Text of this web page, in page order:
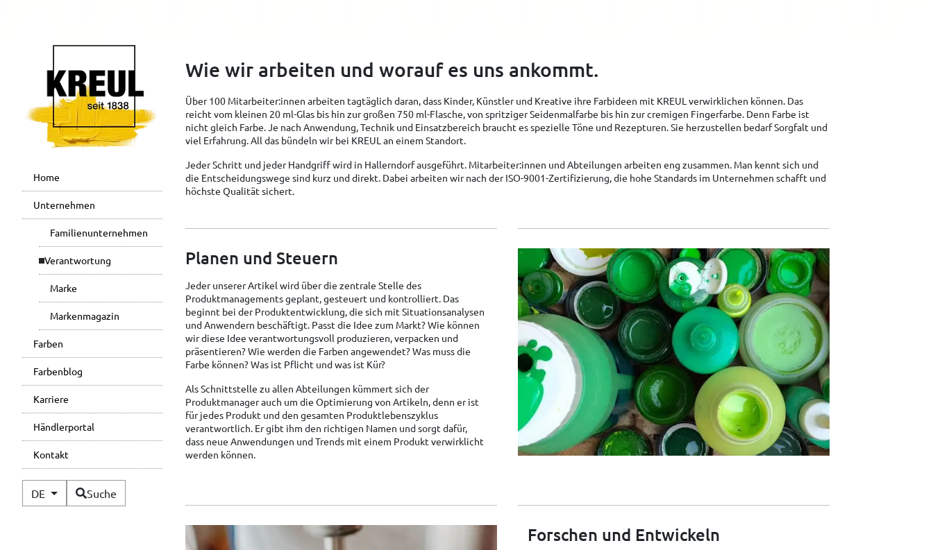
Home
Unternehmen
Familienunternehmen
Verantwortung
Marke
Markenmagazin
Farben
Farbenblog
Karriere
Händlerportal
Kontakt
DE Verfügbare Sprachen
Suche
Wie wir arbeiten und worauf es uns ankommt.
Über 100 Mitarbeiter:innen arbeiten tagtäglich daran, dass Kinder, Künstler und Kreative ihre Farbideen mit KREUL verwirklichen können. Das
reicht vom kleinen 20 ml-Glas bis hin zur großen 750 ml-Flasche, von spritziger Seidenmalfarbe bis hin zur cremigen Fingerfarbe. Denn Farbe ist
nicht gleich Farbe. Je nach Anwendung, Technik und Einsatzbereich braucht es spezielle Töne und Rezepturen. Sie herzustellen bedarf Sorgfalt und
viel Erfahrung. All das bündeln wir bei KREUL an einem Standort.
Jeder Schritt und jeder Handgriff wird in Hallerndorf ausgeführt. Mitarbeiter:innen und Abteilungen arbeiten eng zusammen. Man kennt sich und
die Entscheidungswege sind kurz und direkt. Dabei arbeiten wir nach der ISO-9001-Zertifizierung, die hohe Standards im Unternehmen schafft und
höchste Qualität sichert.
Planen und Steuern
Jeder unserer Artikel wird über die zentrale Stelle des
Produktmanagements geplant, gesteuert und kontrolliert. Das
beginnt bei der Produktentwicklung, die sich mit Situationsanalysen
und Anwendern beschäftigt. Passt die Idee zum Markt? Wie können
wir diese Idee verantwortungsvoll produzieren, verpacken und
präsentieren? Wie werden die Farben angewendet? Was muss die
Farbe können? Was ist Pflicht und was ist Kür?
Als Schnittstelle zu allen Abteilungen kümmert sich der
Produktmanager auch um die Optimierung von Artikeln, denn er ist
für jedes Produkt und den gesamten Produktlebenszyklus
verantwortlich. Er gibt ihm den richtigen Namen und sorgt dafür,
dass neue Anwendungen und Trends mit einem Produkt verwirklicht
werden können.
Forschen und Entwickeln